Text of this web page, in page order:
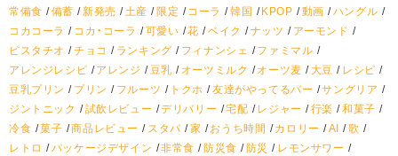
常備食
備蓄 新発売 土産 限定 コーラ 韓国 KPOP 動画
ハングル
コカコーラ
コカ・コーラ 可愛い 花 ベイク ナッツ
アーモンド
ピスタチオ
チョコ ランキング フィナンシェ
ファミマル
アレンジレシピ
アレンジ 豆乳 オーツミルク オーツ麦 大豆
レシピ
豆乳プリン
プリン フルーツ トクホ 友達がやってるバー
サングリア
ジントニック
試飲レビュー デリバリー 宅配 レジャー 行楽
和菓子
冷食 菓子 商品レビュー スタバ 家 おうち時間 カロリー AI
歌
レトロ
パッケージデザイン 非常食 防災食 防災
レモンサワー